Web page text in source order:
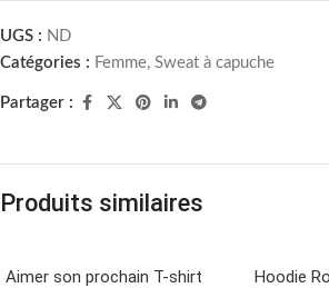
UGS : ND
Catégories : Femme, Sweat à capuche
Partager :
Produits similaires
Aimer son prochain T-shirt
Hoodie